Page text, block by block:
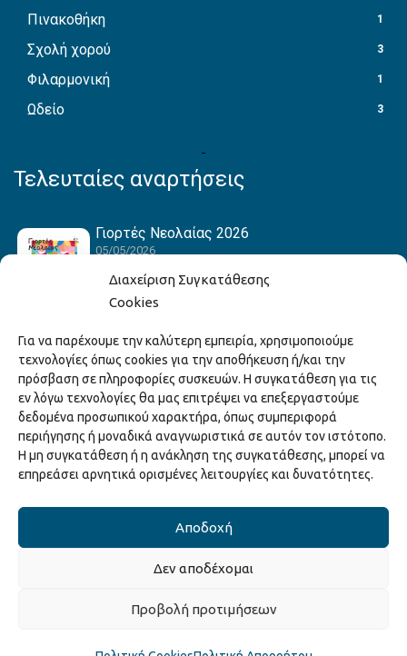
Διαχείριση Συγκατάθεσης
Cookies
Για να παρέχουμε την καλύτερη εμπειρία, χρησιμοποιούμε
τεχνολογίες όπως cookies για την αποθήκευση ή/και την
πρόσβαση σε πληροφορίες συσκευών. Η συγκατάθεση για τις
εν λόγω τεχνολογίες θα μας επιτρέψει να επεξεργαστούμε
δεδομένα προσωπικού χαρακτήρα, όπως συμπεριφορά
περιήγησης ή μοναδικά αναγνωριστικά σε αυτόν τον ιστότοπο.
Η μη συγκατάθεση ή η ανάκληση της συγκατάθεσης, μπορεί να
επηρεάσει αρνητικά ορισμένες λειτουργίες και δυνατότητες.
Αποδοχή
Δεν αποδέχομαι
Προβολή προτιμήσεων
Πινακοθήκη 1
Σχολή χορού 3
Φιλαρμονική 1
Ωδείο 3
Τελευταίες αναρτήσεις
Γιορτές Νεολαίας 2026
05/05/2026
Hack the Match: Γνωρίζοντας τα Αμερικανικά
Αθλήματα! Δημιουργώντας το Δικό σου
Game Story!
22/04/2026
Ξάνθη – Πόλις Ονείρων Μουσικών Σχολείων
2026
15/04/2026
Copyright © 2025 Διεύθυνση Πολιτισμού Δήμου Ξάνθης. All Rights
Κατασκευή ιστοσελίδας από τηνCodebase